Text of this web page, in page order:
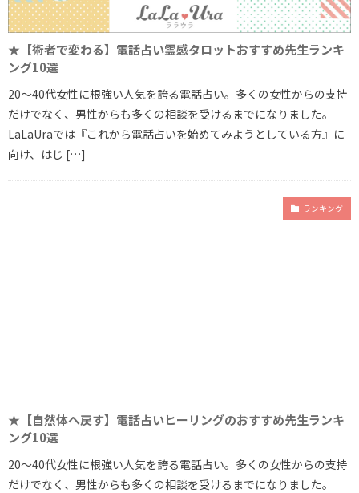
★【術者で変わる】電話占い霊感タロットおすすめ先生ランキ
ング10選
20～40代女性に根強い人気を誇る電話占い。多くの女性からの支持
だけでなく、男性からも多くの相談を受けるまでになりました。
LaLaUraでは『これから電話占いを始めてみようとしている方』に
向け、はじ […]
ランキング
★【自然体へ戻す】電話占いヒーリングのおすすめ先生ランキ
ング10選
20～40代女性に根強い人気を誇る電話占い。多くの女性からの支持
だけでなく、男性からも多くの相談を受けるまでになりました。